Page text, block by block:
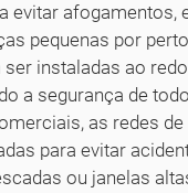
evitar afogamentos,
pequenas por
instaladas ao
a segurança de
as redes
para evitar
ou janelas